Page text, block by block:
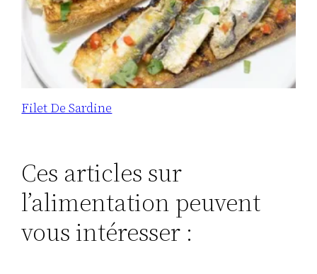
Filet De Sardine
Ces articles sur
l’alimentation peuvent
vous intéresser :